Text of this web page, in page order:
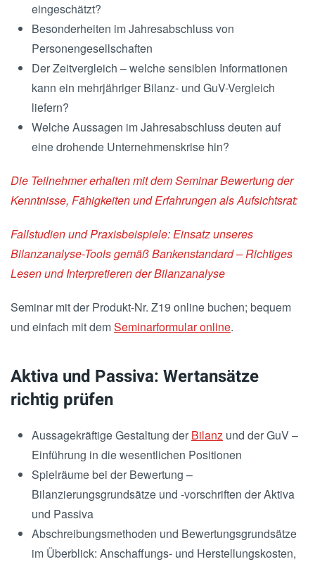
eingeschätzt?
Besonderheiten im Jahresabschluss von
Personengesellschaften
Der Zeitvergleich – welche sensiblen Informationen
kann ein mehrjähriger Bilanz- und GuV-Vergleich
liefern?
Welche Aussagen im Jahresabschluss deuten auf
eine drohende Unternehmenskrise hin?
Die Teilnehmer erhalten mit dem Seminar Bewertung der
Kenntnisse, Fähigkeiten und Erfahrungen als Aufsichtsrat:
Fallstudien und Praxisbeispiele: Einsatz unseres
Bilanzanalyse-Tools gemäß Bankenstandard – Richtiges
Lesen und Interpretieren der Bilanzanalyse
Seminar mit der Produkt-Nr. Z19 online buchen; bequem
und einfach mit demSeminarformular online.
Aktiva und Passiva: Wertansätze
richtig prüfen
Aussagekräftige Gestaltung der Bilanz und der GuV –
Einführung in die wesentlichen Positionen
Spielräume bei der Bewertung –
Bilanzierungsgrundsätze und -vorschriften der Aktiva
und Passiva
Abschreibungsmethoden und Bewertungsgrundsätze
im Überblick: Anschaffungs- und Herstellungskosten,